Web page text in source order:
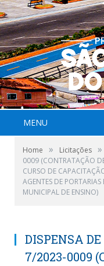
MENU
Home » Licitações »
0009 (CONTRATAÇÃO
CURSO DE
AGENTES DE
MUNICIPAL DE ENSINO)
DISPENSA
7/2023-0009